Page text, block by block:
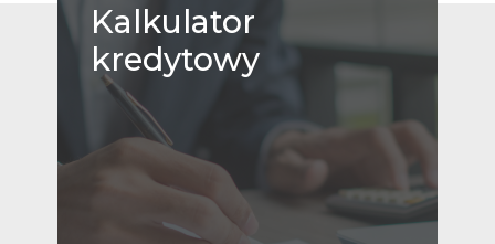
Kalkulator
kredytowy